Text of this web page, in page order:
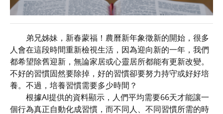
弟兄姊妹，新春蒙福！農曆新年象徵新的開始，很多
人會在這段時間重新檢視生活，因為迎向新的一年，我們
都希望除舊迎新，無論家居或心靈居所都能有更新改變。
不好的習慣固然要除掉，好的習慣卻要努力持守或好好培
養。不過，培養習慣需要多少時間？
根據AI提供的資料顯示，人們平均需要66天才能讓一
個行為真正自動化成習慣，而不同人、不同習慣所需的時